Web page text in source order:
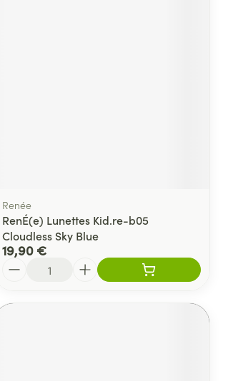
Renée
RenÉ(e) Lunettes Kid.re-b05
Cloudless Sky Blue
19,90 €